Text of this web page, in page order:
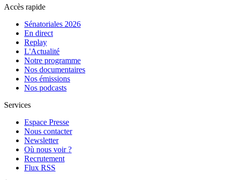
Accès rapide
Sénatoriales 2026
En direct
Replay
L'Actualité
Notre programme
Nos documentaires
Nos émissions
Nos podcasts
Services
Espace Presse
Nous contacter
Newsletter
Où nous voir ?
Recrutement
Flux RSS